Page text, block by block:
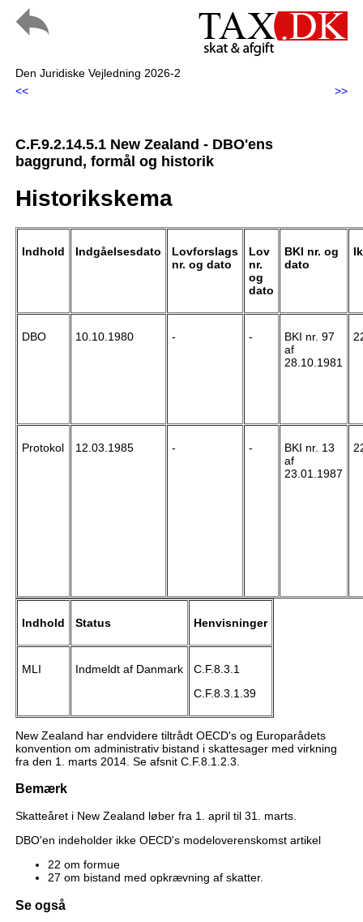
Den Juridiske Vejledning 2026-2
<<
>>
C.F.9.2.14.5.1 New Zealand - DBO'ens
baggrund, formål og historik
Historikskema
Indhold Indgåelsesdato
Lovforslags
nr. og dato
Lov
nr.
og
dato
BKI nr. og
dato
DBO 10.10.1980 - -
BKI nr. 97
af
28.10.1981
Protokol 12.03.1985 - -
BKI nr. 13
af
23.01.1987
Indhold Status Henvisninger
MLI Indmeldt af Danmark
C.F.8.3.1
C.F.8.3.1.39
New Zealand har endvidere tiltrådt OECD's og Europarådets
konvention om administrativ bistand i skattesager med virkning
fra den 1. marts 2014. Se afsnit C.F.8.1.2.3.
Bemærk
Skatteåret i New Zealand løber fra 1. april til 31. marts.
DBO'en indeholder ikke OECD's modeloverenskomst artikel
22 om formue
27 om bistand med opkrævning af skatter.
Se også